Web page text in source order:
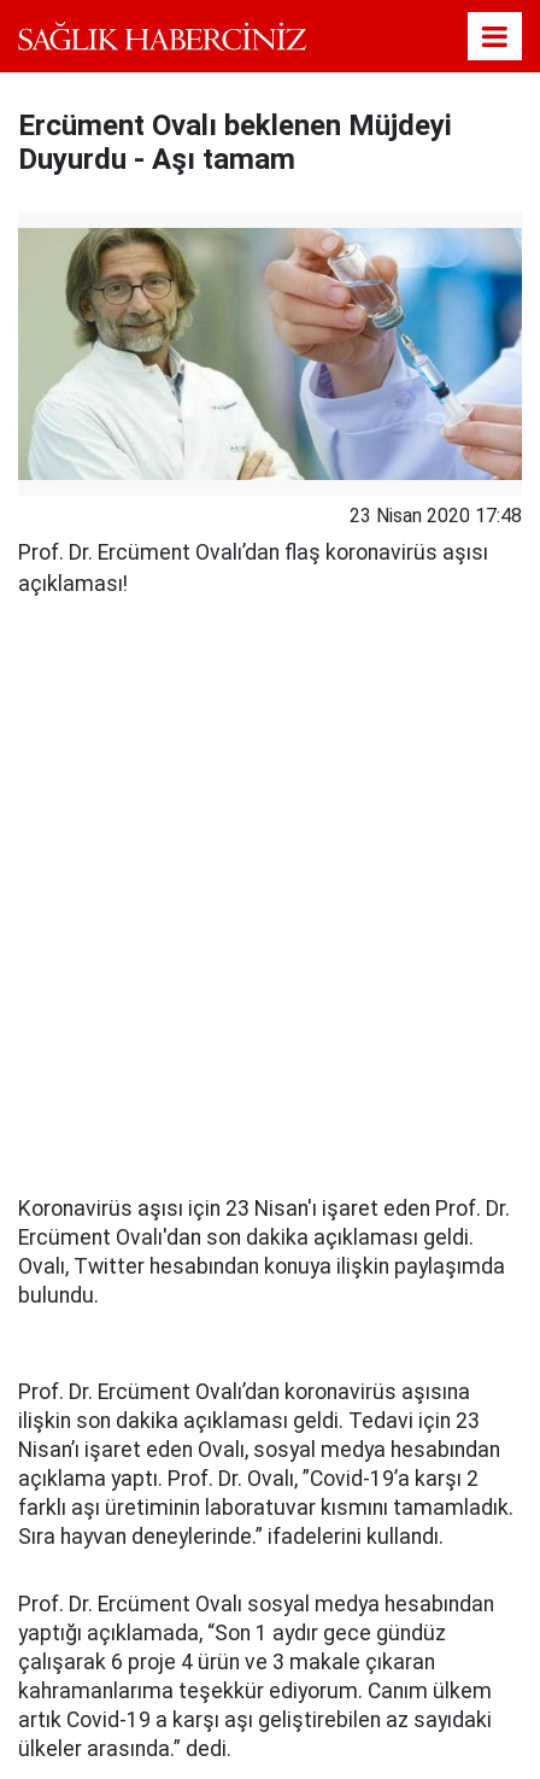
Ercüment Ovalı beklenen Müjdeyi
Duyurdu - Aşı tamam
23 Nisan 2020 17:48
Prof. Dr. Ercüment Ovalı’dan flaş koronavirüs aşısı
açıklaması!
Koronavirüs aşısı için 23 Nisan'ı işaret eden Prof. Dr.
Ercüment Ovalı'dan son dakika açıklaması geldi.
Ovalı, Twitter hesabından konuya ilişkin paylaşımda
bulundu.
Prof. Dr. Ercüment Ovalı’dan koronavirüs aşısına
ilişkin son dakika açıklaması geldi. Tedavi için 23
Nisan’ı işaret eden Ovalı, sosyal medya hesabından
açıklama yaptı. Prof. Dr. Ovalı, ”Covid-19’a karşı 2
farklı aşı üretiminin laboratuvar kısmını tamamladık.
Sıra hayvan deneylerinde.” ifadelerini kullandı.
Prof. Dr. Ercüment Ovalı sosyal medya hesabından
yaptığı açıklamada, “Son 1 aydır gece gündüz
çalışarak 6 proje 4 ürün ve 3 makale çıkaran
kahramanlarıma teşekkür ediyorum. Canım ülkem
artık Covid-19 a karşı aşı geliştirebilen az sayıdaki
ülkeler arasında.” dedi.